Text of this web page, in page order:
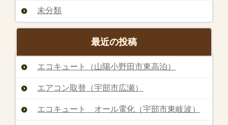
未分類
最近の投稿
エコキュート（山陽小野田市東高泊）
エアコン取替（宇部市広瀬）
エコキュート オール電化（宇部市東岐波）